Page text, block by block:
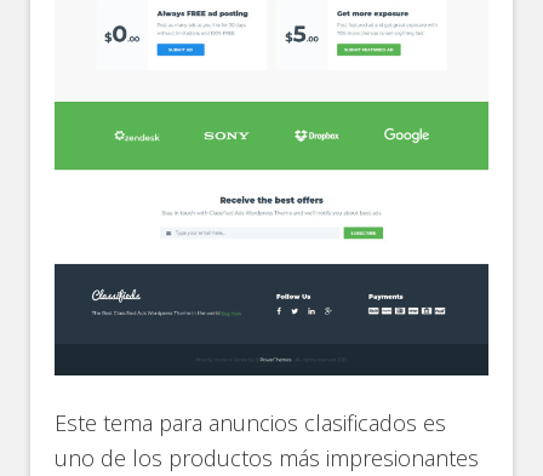
Este tema para anuncios clasificados es
uno de los productos más impresionantes